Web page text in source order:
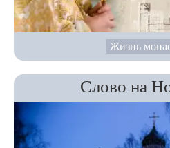
Жизнь
Слово на